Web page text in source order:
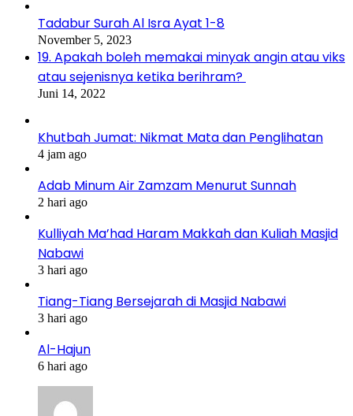
Tadabur Surah Al Isra Ayat 1-8
November 5, 2023
19. Apakah boleh memakai minyak angin atau viks
atau sejenisnya ketika berihram?
Juni 14, 2022
Khutbah Jumat: Nikmat Mata dan Penglihatan
4 jam ago
Adab Minum Air Zamzam Menurut Sunnah
2 hari ago
Kulliyah Ma’had Haram Makkah dan Kuliah Masjid
Nabawi
3 hari ago
Tiang-Tiang Bersejarah di Masjid Nabawi
3 hari ago
Al-Hajun
6 hari ago